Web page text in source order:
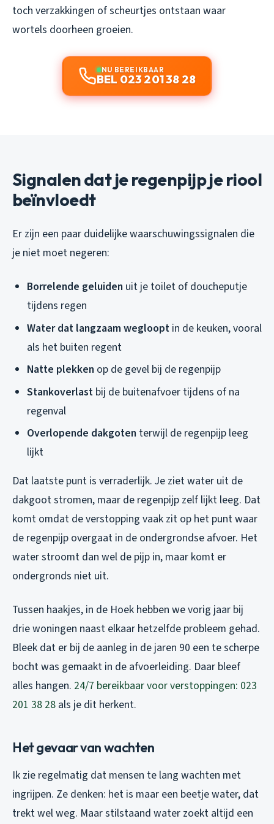
toch verzakkingen of scheurtjes ontstaan waar
wortels doorheen groeien.
NU BEREIKBAAR
BEL 023 201 38 28
Signalen dat je regenpijp je riool
beïnvloedt
Er zijn een paar duidelijke waarschuwingssignalen die
je niet moet negeren:
Borrelende geluiden uit je toilet of doucheputje
tijdens regen
Water dat langzaam wegloopt in de keuken, vooral
als het buiten regent
Natte plekken op de gevel bij de regenpijp
Stankoverlast bij de buitenafvoer tijdens of na
regenval
Overlopende dakgoten terwijl de regenpijp leeg
lijkt
Dat laatste punt is verraderlijk. Je ziet water uit de
dakgoot stromen, maar de regenpijp zelf lijkt leeg. Dat
komt omdat de verstopping vaak zit op het punt waar
de regenpijp overgaat in de ondergrondse afvoer. Het
water stroomt dan wel de pijp in, maar komt er
ondergronds niet uit.
Tussen haakjes, in de Hoek hebben we vorig jaar bij
drie woningen naast elkaar hetzelfde probleem gehad.
Bleek dat er bij de aanleg in de jaren 90 een te scherpe
bocht was gemaakt in de afvoerleiding. Daar bleef
alles hangen. 24/7 bereikbaar voor verstoppingen: 023
201 38 28 als je dit herkent.
Het gevaar van wachten
Ik zie regelmatig dat mensen te lang wachten met
ingrijpen. Ze denken: het is maar een beetje water, dat
trekt wel weg. Maar stilstaand water zoekt altijd een